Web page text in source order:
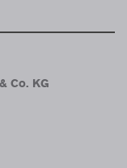
Co. KG